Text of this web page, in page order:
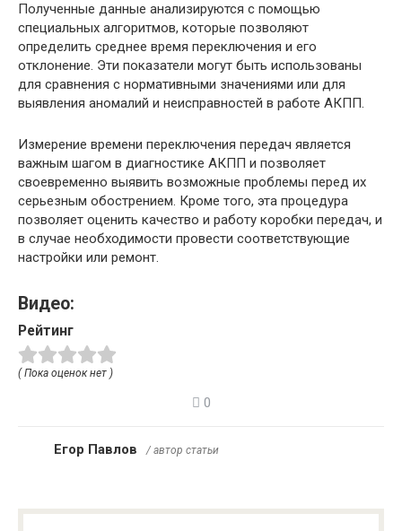
Полученные данные анализируются с помощью
специальных алгоритмов, которые позволяют
определить среднее время переключения и его
отклонение. Эти показатели могут быть использованы
для сравнения с нормативными значениями или для
выявления аномалий и неисправностей в работе АКПП.
Измерение времени переключения передач является
важным шагом в диагностике АКПП и позволяет
своевременно выявить возможные проблемы перед их
серьезным обострением. Кроме того, эта процедура
позволяет оценить качество и работу коробки передач, и
в случае необходимости провести соответствующие
настройки или ремонт.
Видео:
Рейтинг
( Пока оценок нет )
0
Егор Павлов / автор статьи